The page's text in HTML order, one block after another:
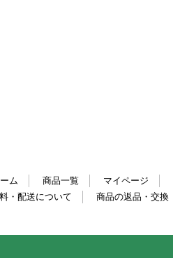
ム 商品一覧 マイページ
・配送について
商品の返品・交換